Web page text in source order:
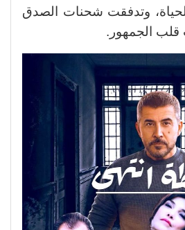
وتدفقت شحنات الصدق
الجمهور.